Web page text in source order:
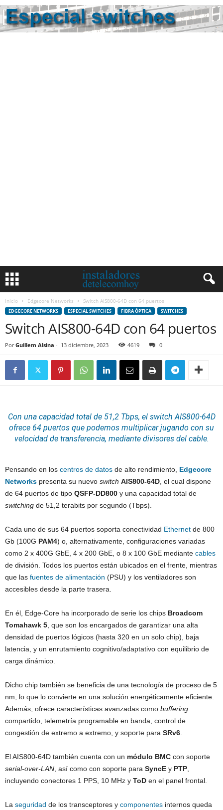
Inicio Edgecore Networks Switch AIS800-64D con 64 puertos
EDGECORE NETWORKS ESPECIAL SWITCHES FIBRA ÓPTICA SWITCHES
Switch AIS800-64D con 64 puertos
Por Guillem Alsina - 13 diciembre, 2023 4619 0
Con una capacidad total de 51,2 Tbps, el switch AIS800-64D
ofrece 64 puertos que podemos multiplicar jugando con su
velocidad de transferencia, mediante divisores del cable.
Pensando en los centros de datos de alto rendimiento, Edgecore
Networks presenta su nuevo switch AIS800-64D , el cual dispone
de 64 puertos de tipo QSFP-DD800 y una capacidad total de
switching de 51,2 terabits por segundo (Tbps).
Cada uno de sus 64 puertos soporta conectividad Ethernet de 800
Gb (100G PAM4) o, alternativamente, configuraciones variadas
como 2 x 400G GbE, 4 x 200 GbE, o 8 x 100 GbE mediante cables
de división. Todos los puertos están ubicados en el frente, mientras
que las fuentes de alimentación (PSU) y los ventiladores son
accesibles desde la parte trasera.
En él, Edge-Core ha incorporado de serie los chips Broadcom
Tomahawk 5 , que son los encargados de garantizar una alta
densidad de puertos lógicos (hasta 320 en un solo chip), baja
latencia, y un enrutamiento cognitivo/adaptativo con equilibrio de
carga dinámico.
Dicho chip también se beneficia de una tecnología de proceso de 5
nm, lo que lo convierte en una solución energéticamente eficiente.
Además, ofrece características avanzadas como buffering
compartido, telemetría programable en banda, control de
congestión de extremo a extremo, y soporte para SRv6
El AIS800-64D también cuenta con un módulo BMC con soporte
serial-over-LAN , así como con soporte para SyncE y PTP
incluyendo conectores 1 PPS, 10 MHz y ToD en el panel frontal.
La seguridad de los transceptores y componentes internos queda